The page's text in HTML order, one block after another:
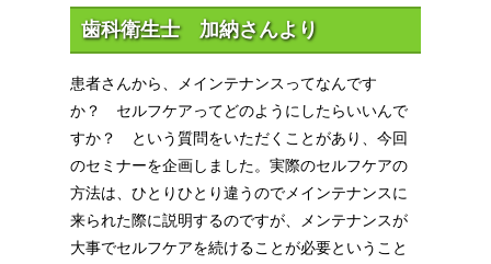
歯科衛生士 加納さんより
患者さんから、メインテナンスってなんです
か？ セルフケアってどのようにしたらいいんで
すか？ という質問をいただくことがあり、今回
のセミナーを企画しました。実際のセルフケアの
方法は、ひとりひとり違うのでメインテナンスに
来られた際に説明するのですが、メンテナンスが
大事でセルフケアを続けることが必要ということ